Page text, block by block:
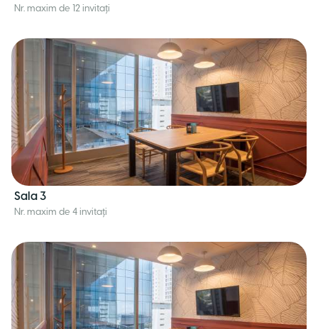
Nr. maxim de 12 invitați
Sala 3
Nr. maxim de 4 invitați